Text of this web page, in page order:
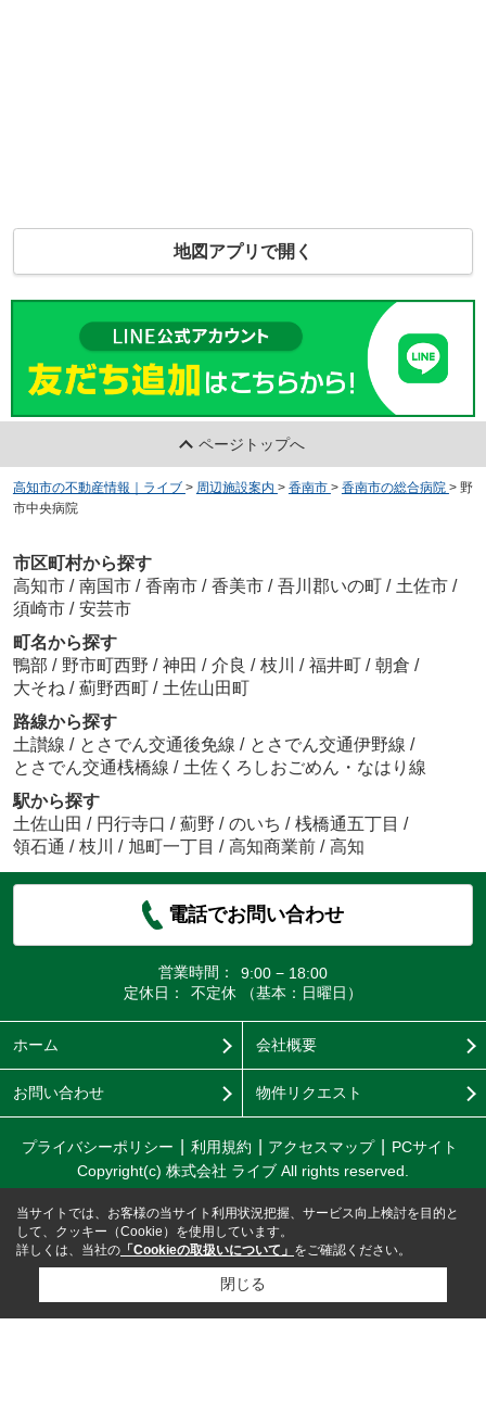
地図アプリで開く
ページトップへ
高知市の不動産情報｜ライブ > 周辺施設案内 > 香南市 > 香南市の総合病院 > 野
市中央病院
市区町村から探す
高知市 / 南国市 / 香南市 / 香美市 / 吾川郡いの町 / 土佐市 /
須崎市 / 安芸市
町名から探す
鴨部 / 野市町西野 / 神田 / 介良 / 枝川 / 福井町 / 朝倉 /
大そね / 薊野西町 / 土佐山田町
路線から探す
土讃線 / とさでん交通後免線 / とさでん交通伊野線 /
とさでん交通桟橋線 / 土佐くろしおごめん・なはり線
駅から探す
土佐山田 / 円行寺口 / 薊野 / のいち / 桟橋通五丁目 /
領石通 / 枝川 / 旭町一丁目 / 高知商業前 / 高知
電話でお問い合わせ
営業時間：
9:00 − 18:00
定休日：
不定休 （基本：日曜日）
ホーム 会社概要
お問い合わせ 物件リクエスト
プライバシーポリシー 利用規約 アクセスマップ
PCサイト
Copyright(c) 株式会社 ライブ All rights reserved.
当サイトでは、お客様の当サイト利用状況把握、サービス向上検討を目的と
して、クッキー（Cookie）を使用しています。
詳しくは、当社の 「Cookieの取扱いについて」 をご確認ください。
閉じる